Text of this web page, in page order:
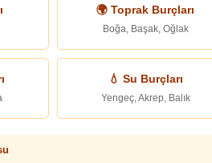
🌍 Toprak Burçları
Boğa, Başak, Oğlak
💧 Su Burçları
Yengeç, Akrep, Balık